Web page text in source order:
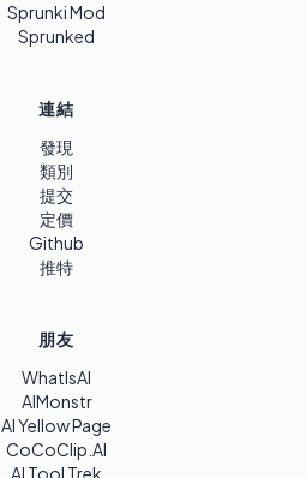
Sprunki Mod
Sprunked
連結
發現
類別
提交
定價
Github
推特
朋友
WhatIsAI
AIMonstr
AI Yellow Page
CoCoClip.AI
AI Tool Trek